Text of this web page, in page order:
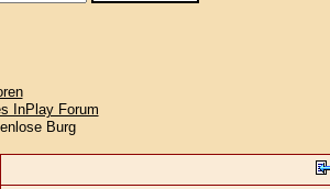
InPlay Forum
Burg